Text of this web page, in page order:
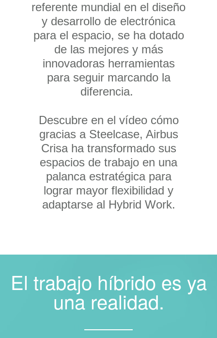
referente mundial en el diseño
y desarrollo de electrónica
para el espacio, se ha dotado
de las mejores y más
innovadoras herramientas
para seguir marcando la
diferencia.
Descubre en el vídeo cómo
gracias a Steelcase, Airbus
Crisa ha transformado sus
espacios de trabajo en una
palanca estratégica para
lograr mayor flexibilidad y
adaptarse al Hybrid Work.
El trabajo híbrido es ya
una realidad.